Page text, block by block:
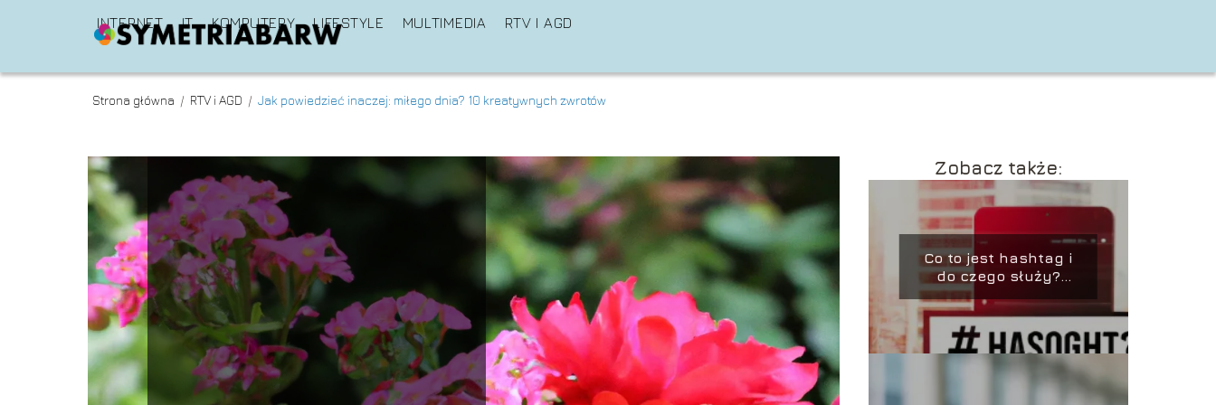
INTERNET IT KOMPUTERY LIFESTYLE MULTIMEDIA RTV I AGD
Strona główna / RTV i AGD / Jak powiedzieć inaczej: miłego dnia? 10 kreatywnych zwrotów
Zobacz także:
Co to jest hashtag i
do czego służy?
Sprawdź teraz!